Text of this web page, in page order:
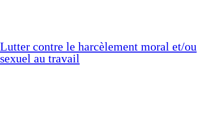
Lutter contre le harcèlement moral et/ou
sexuel au travail